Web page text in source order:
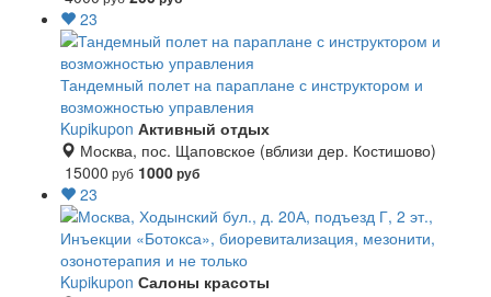
23
Тандемный полет на параплане с инструктором и
возможностью управления
Kupikupon Активный отдых
Москва, пос. Щаповское (вблизи дер. Костишово)
15000 руб 1000руб
23
Инъекции «Ботокса», биоревитализация, мезонити,
озонотерапия и не только
Kupikupon Салоны красоты